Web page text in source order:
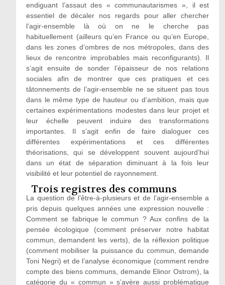
endiguant l’assaut des « communautarismes », il est
essentiel de décaler nos regards pour aller chercher
l’agir-ensemble là où on ne le cherche pas
habituellement (ailleurs qu’en France ou qu’en Europe,
dans les zones d’ombres de nos métropoles, dans des
lieux de rencontre improbables mais reconfigurants). Il
s’agit ensuite de sonder l’épaisseur de nos relations
sociales afin de montrer que ces pratiques et ces
tâtonnements de l’agir-ensemble ne se situent pas tous
dans le même type de hauteur ou d’ambition, mais que
certaines expérimentations modestes dans leur projet et
leur échelle peuvent induire des transformations
importantes. Il s’agit enfin de faire dialoguer ces
différentes expérimentations et ces différentes
théorisations, qui se développent souvent aujourd’hui
dans un état de séparation diminuant à la fois leur
visibilité et leur potentiel de rayonnement.
Trois registres des communs
La question de l’être-à-plusieurs et de l’agir-ensemble a
pris depuis quelques années une expression nouvelle :
Comment se fabrique le commun ? Aux confins de la
pensée écologique (comment préserver notre habitat
commun, demandent les verts), de la réflexion politique
(comment mobiliser la puissance du commun, demande
Toni Negri) et de l’analyse économique (comment rendre
compte des biens communs, demande Elinor Ostrom), la
catégorie du « commun » s’avère aussi problématique